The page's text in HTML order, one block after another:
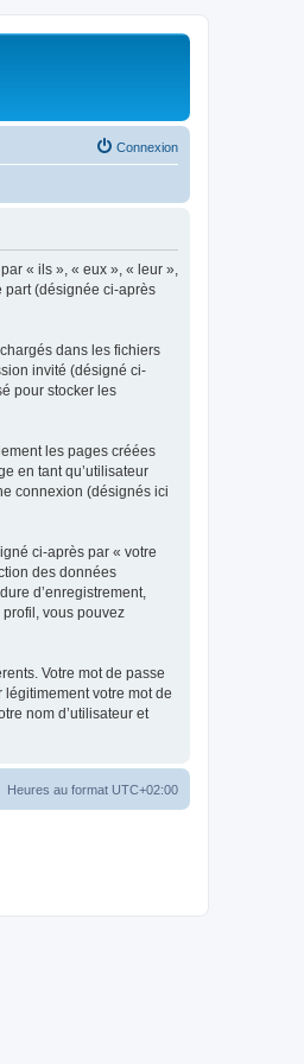
Connexion
« ils », « eux », « leur »,
part (désignée ci-après
dans les fichiers
invité (désigné ci-
pour stocker les
les pages créées
en tant qu’utilisateur
connexion (désignés ici
ci-après par « votre
des données
d’enregistrement,
vous pouvez
Votre mot de passe
votre mot de
nom d’utilisateur et
Heures au format UTC+02:00